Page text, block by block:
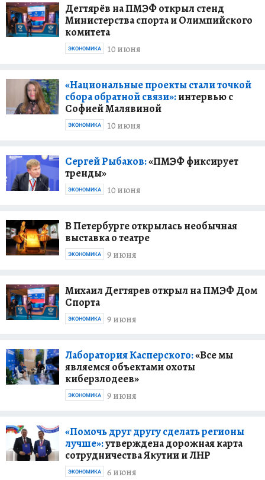
Дегтярёв на ПМЭФ открыл стенд
Министерства спорта и Олимпийского
комитета
10 июня
ЭКОНОМИКА
«Национальные проекты стали точкой
сбора обратной связи»:интервью с
Софией Малявиной
10 июня
ЭКОНОМИКА
Сергей Рыбаков:«ПМЭФ фиксирует
тренды»
10 июня
ЭКОНОМИКА
В Петербурге открылась необычная
выставка о театре
9 июня
ЭКОНОМИКА
Михаил Дегтярев открыл на ПМЭФ Дом
Спорта
9 июня
ЭКОНОМИКА
Лаборатория Касперского:«Все мы
являемся объектами охоты
киберзлодеев»
9 июня
ЭКОНОМИКА
«Помочь друг другу сделать регионы
лучше»:утверждена дорожная карта
сотрудничества Якутии и ЛНР
6 июня
ЭКОНОМИКА